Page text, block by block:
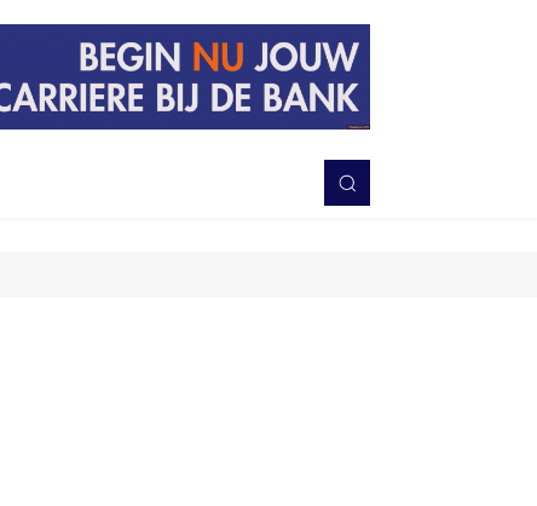
TNI-POLRI